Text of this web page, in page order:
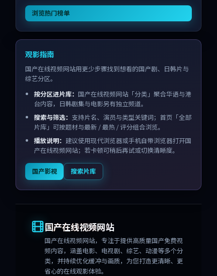
浏览热门榜单
观影指南
国产在线视频网站用更少步骤找到想看的国产剧、日韩片与
综艺分区。
按分区进片库： 国产在线视频网站「分类」聚合华语与港
台内容，日韩剧集与电影另有独立频道。
搜索与筛选： 支持片名、演员与类型关键词；首页「全部
片库」可按题材与最新 / 最热 / 评分组合浏览。
播放说明： 建议使用现代浏览器或手机自带浏览器打开国
产在线视频网站；若卡顿可稍后再试或切换清晰度。
国产影视 搜索片库
国产在线视频网站
国产在线视频网站，专注于提供高质量国产免费视
频内容，涵盖电影、电视剧、综艺、动漫等多个分
类，并持续优化缓冲与画质，为您打造更清晰、更
省心的在线观影体验。